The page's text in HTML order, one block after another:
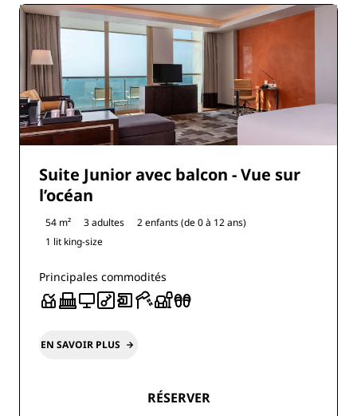
Suite Junior avec balcon - Vue sur
l’océan
54 m² 3 adultes
2 enfants (de 0 à 12 ans)
1 lit king-size
Principales commodités
EN SAVOIR PLUS
RÉSERVER